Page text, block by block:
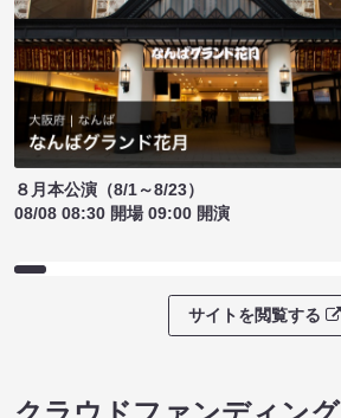
８月本公演（8/1～8/23）
08/08 08:30 開場 09:00 開演
サイトを閲覧する